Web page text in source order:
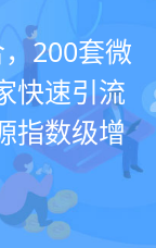
盈易
增长方
、留、
200套微
快速引流
指数级增
转介绍面
，实现客